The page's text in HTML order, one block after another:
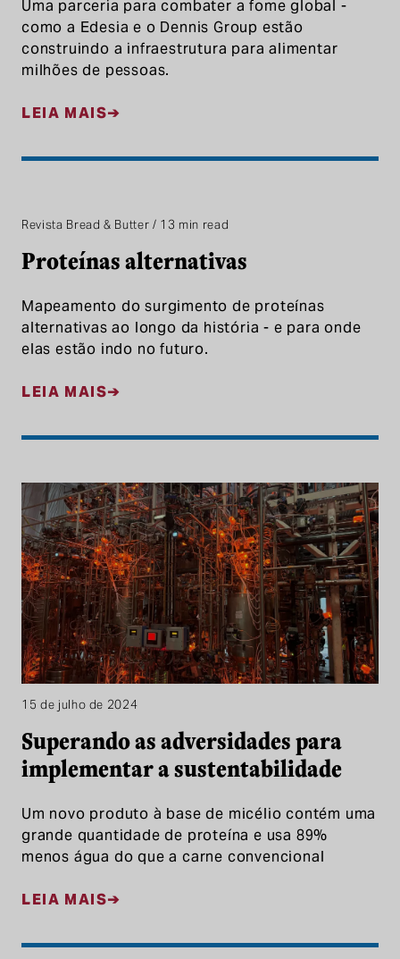
Uma parceria para combater a fome global -
como a Edesia e o Dennis Group estão
construindo a infraestrutura para alimentar
milhões de pessoas.
LEIA MAIS
Revista Bread & Butter / 13 min read
Proteínas alternativas
Mapeamento do surgimento de proteínas
alternativas ao longo da história - e para onde
elas estão indo no futuro.
LEIA MAIS
15 de julho de 2024
Superando as adversidades para
implementar a sustentabilidade
Um novo produto à base de micélio contém uma
grande quantidade de proteína e usa 89%
menos água do que a carne convencional
LEIA MAIS